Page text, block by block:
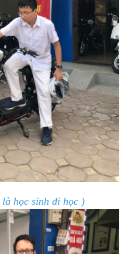
là học sinh đi học )